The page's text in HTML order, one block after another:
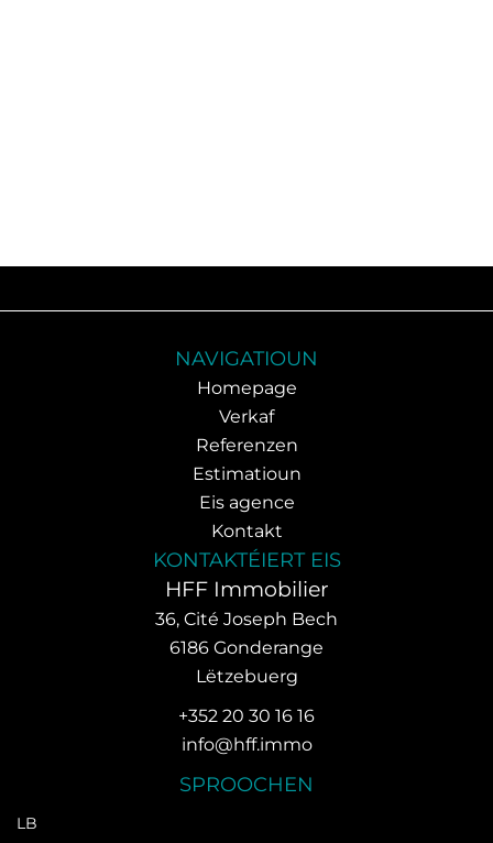
NAVIGATIOUN
Homepage
Verkaf
Referenzen
Estimatioun
Eis agence
Kontakt
KONTAKTÉIERT EIS
HFF Immobilier
36, Cité Joseph Bech
6186 Gonderange
Lëtzebuerg
+352 20 30 16 16
info@hff.immo
SPROOCHEN
LB